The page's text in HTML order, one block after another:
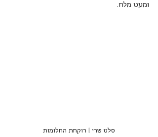
ומעט מלח.
סלט שרי | רוקחת החלומות